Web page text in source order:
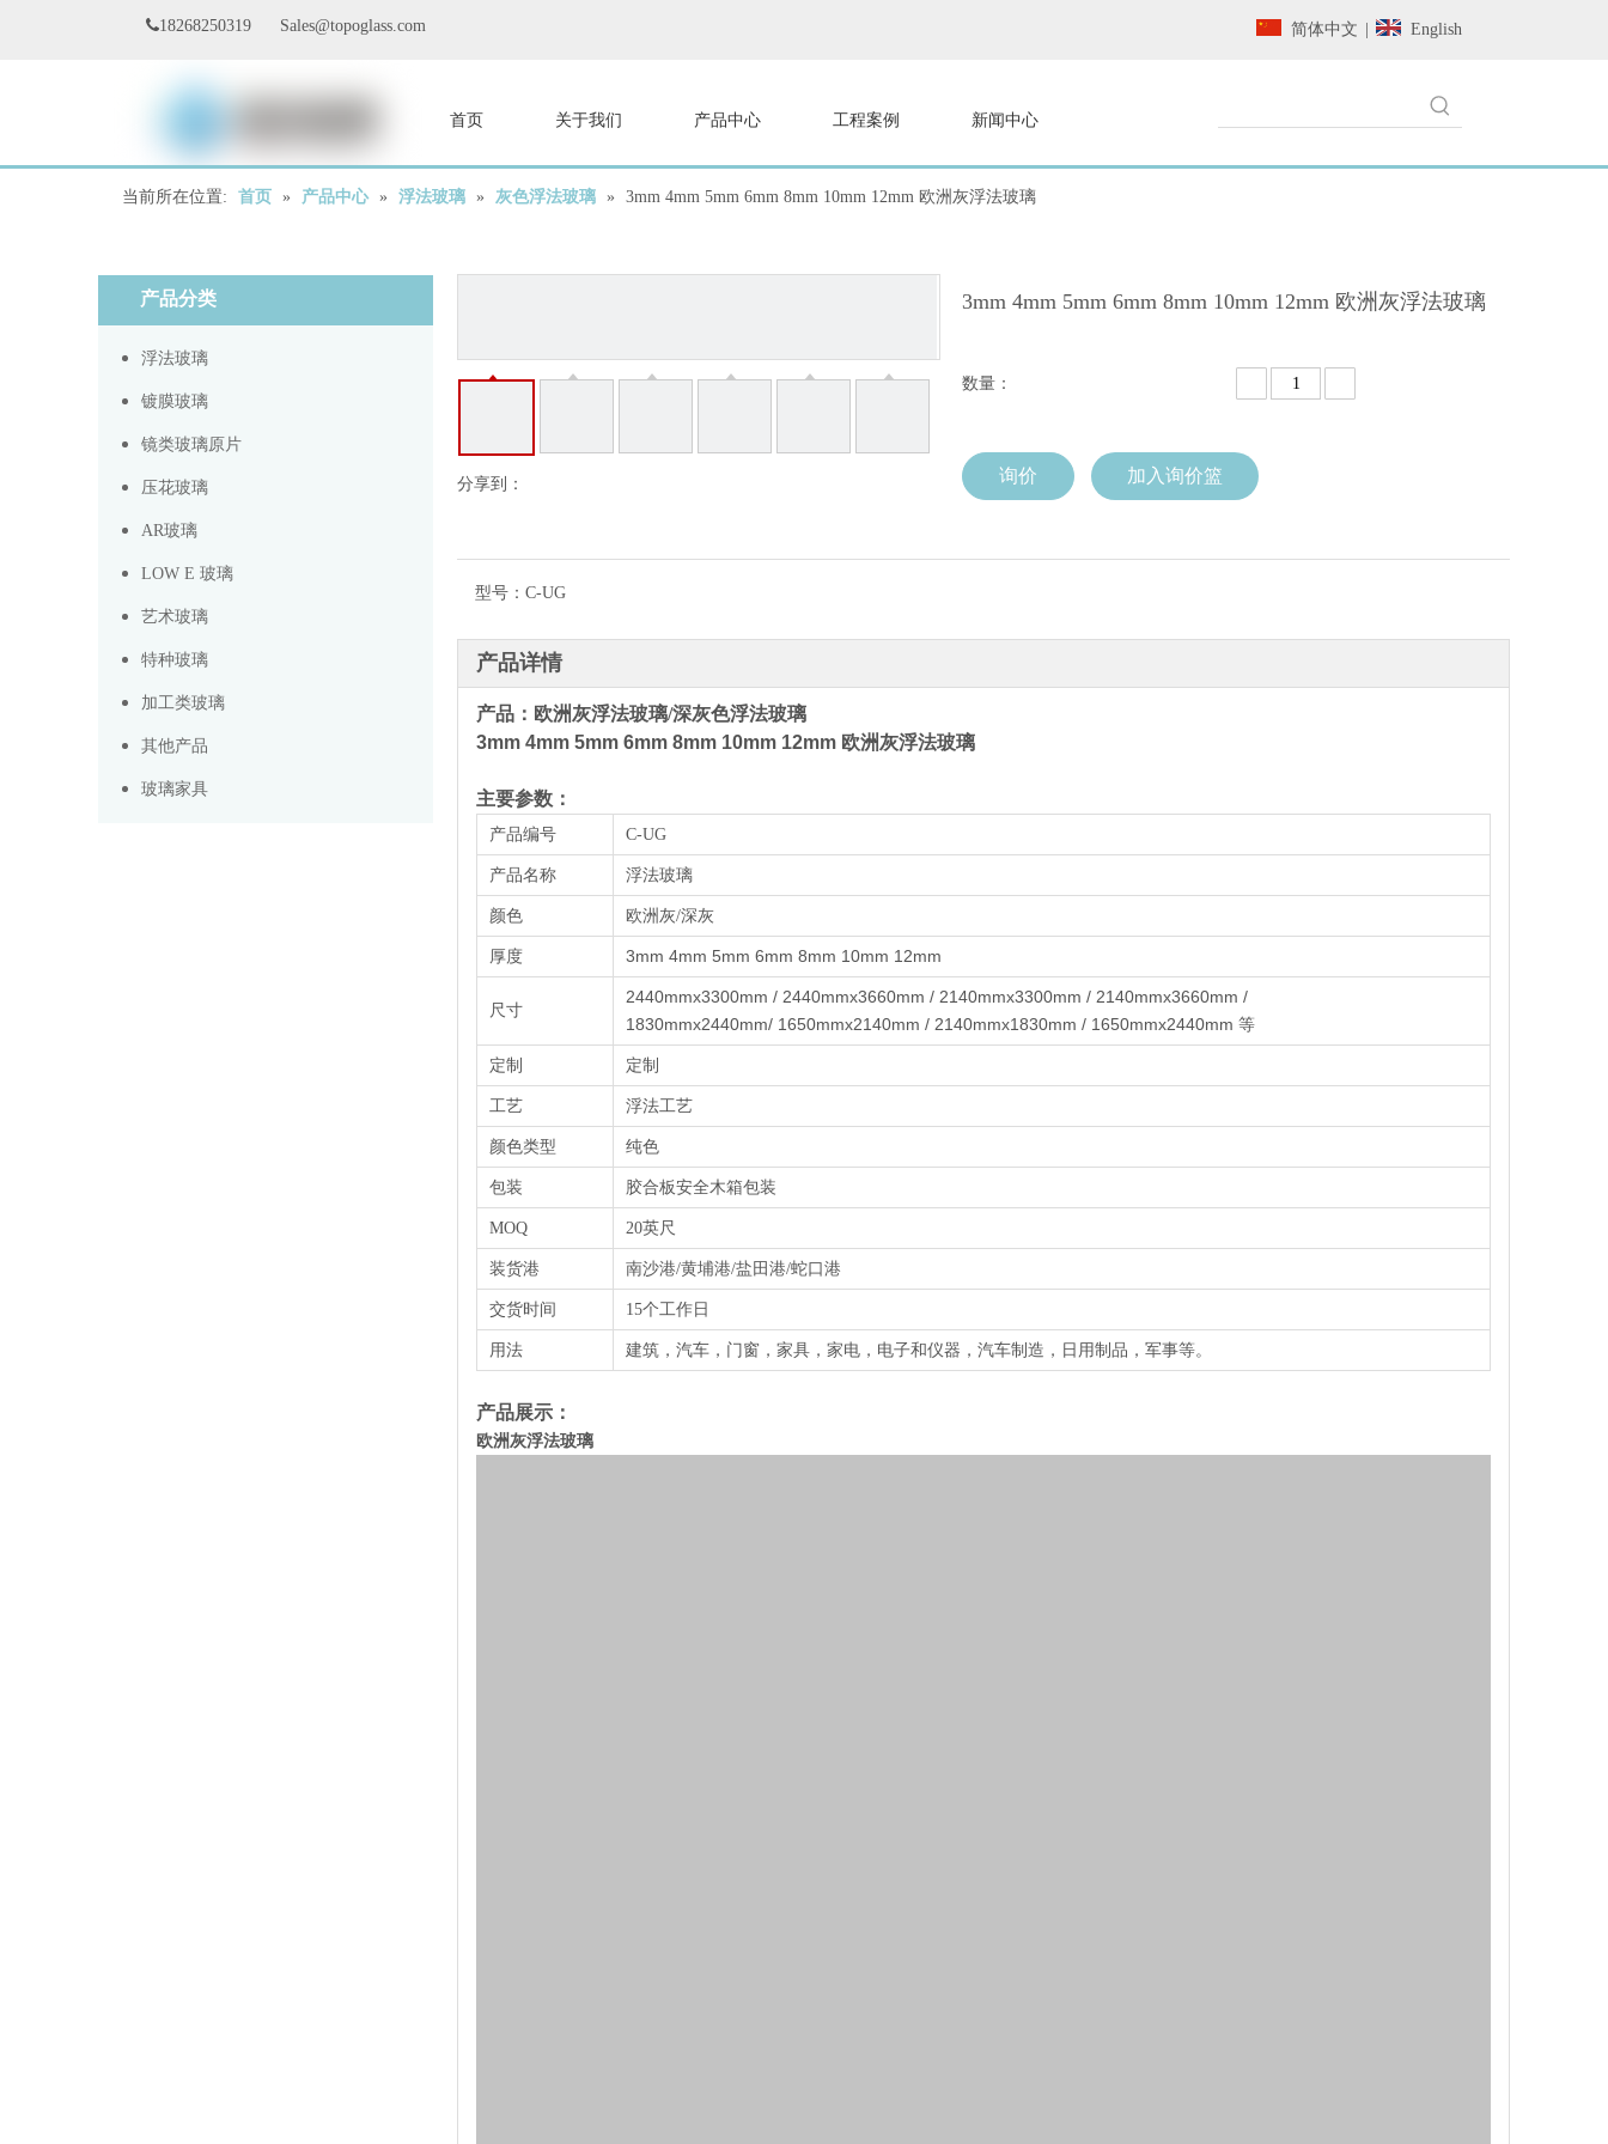
18268250319 Sales@topoglass.com 简体中文 English
首页 关于我们 产品中心 工程案例 新闻中心
联系我们
当前所在位置: 首页 » 产品中心 » 浮法玻璃 » 灰色浮法玻璃 » 3mm 4mm 5mm 6mm 8mm 10mm 12mm 欧洲灰浮法玻璃
产品分类
浮法玻璃
镀膜玻璃
镜类玻璃原片
压花玻璃
AR玻璃
LOW E 玻璃
艺术玻璃
特种玻璃
加工类玻璃
其他产品
玻璃家具
分享到：
3mm 4mm 5mm 6mm 8mm 10mm 12mm 欧洲灰浮法玻璃
数量：
询价 加入询价篮
型号： C-UG
产品详情
产品：欧洲灰浮法玻璃/深灰色浮法玻璃
3mm 4mm 5mm 6mm 8mm 10mm 12mm 欧洲灰浮法玻璃
主要参数：
产品编号 C-UG
产品名称 浮法玻璃
颜色 欧洲灰/深灰
厚度 3mm 4mm 5mm 6mm 8mm 10mm 12mm
尺寸
2440mmx3300mm / 2440mmx3660mm / 2140mmx3300mm / 2140mmx3660mm /
1830mmx2440mm/ 1650mmx2140mm / 2140mmx1830mm / 1650mmx2440mm 等
定制 定制
工艺 浮法工艺
颜色类型 纯色
包装 胶合板安全木箱包装
MOQ 20英尺
装货港 南沙港/黄埔港/盐田港/蛇口港
交货时间 15个工作日
用法 建筑，汽车，门窗，家具，家电，电子和仪器，汽车制造，日用制品，军事等。
产品展示：
欧洲灰浮法玻璃